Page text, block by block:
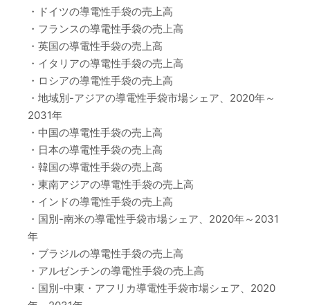
・ドイツの導電性手袋の売上高
・フランスの導電性手袋の売上高
・英国の導電性手袋の売上高
・イタリアの導電性手袋の売上高
・ロシアの導電性手袋の売上高
・地域別-アジアの導電性手袋市場シェア、2020年～
2031年
・中国の導電性手袋の売上高
・日本の導電性手袋の売上高
・韓国の導電性手袋の売上高
・東南アジアの導電性手袋の売上高
・インドの導電性手袋の売上高
・国別-南米の導電性手袋市場シェア、2020年～2031
年
・ブラジルの導電性手袋の売上高
・アルゼンチンの導電性手袋の売上高
・国別-中東・アフリカ導電性手袋市場シェア、2020